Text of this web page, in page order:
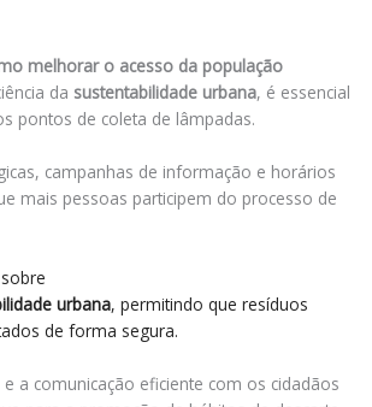
melhorar o acesso da população
da sustentabilidade urbana, é essencial
pontos de coleta de lâmpadas.
campanhas de informação e horários
mais pessoas participem do processo de
urbana, permitindo que resíduos
de forma segura.
a comunicação eficiente com os cidadãos